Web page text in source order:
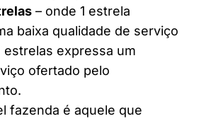
– onde 1 estrela
baixa qualidade de serviço
expressa um
ofertado pelo
fazenda é aquele que